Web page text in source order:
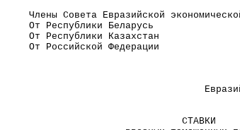
Члены Совета Евразийской
От Республики Беларусь
От Республики Казахстан
От Российской Федерации